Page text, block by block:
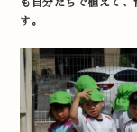
も自分たちで植えて
す。